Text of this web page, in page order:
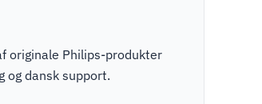
originale Philips-produkter
og dansk support.